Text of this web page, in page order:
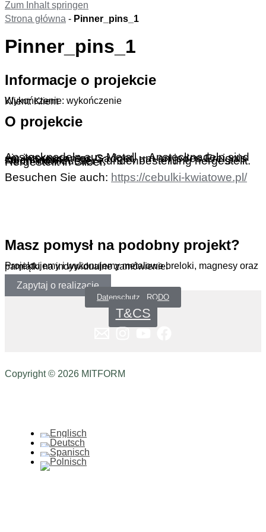
Zum Inhalt springen
Strona główna - Pinner_pins_1
Pinner_pins_1
Informacje o projekcie
Wykończenie: wykończenie
Klient: Klient
O projekcie
Anstecknadeln aus Metall – Anstecknadeln sind ein interessantes Gadget, um an jedes Ereignis zu erinnern.
Nach individueller Kundenbestellung hergestellt.
Hergestellt in Silber.
Besuchen Sie auch: https://cebulki-kwiatowe.pl/
Masz pomysł na podobny projekt?
Projektujemy i wykonujemy metalowe breloki, magnesy oraz pamiątki na indywidualne zamówienie.
Zapytaj o realizację
Datenschutz _RODO
T&CS
Copyright © 2026 MITFORM